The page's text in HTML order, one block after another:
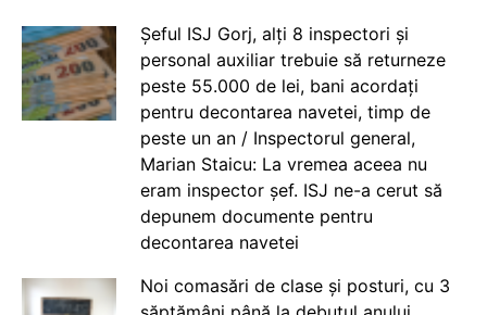
Șeful ISJ Gorj, alți 8 inspectori și
personal auxiliar trebuie să returneze
peste 55.000 de lei, bani acordați
pentru decontarea navetei, timp de
peste un an / Inspectorul general,
Marian Staicu: La vremea aceea nu
eram inspector șef. ISJ ne-a cerut să
depunem documente pentru
decontarea navetei
Noi comasări de clase și posturi, cu 3